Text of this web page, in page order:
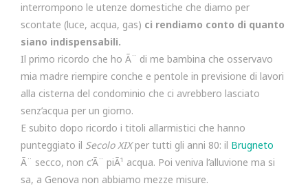
interrompono le utenze domestiche che diamo per
scontate (luce, acqua, gas) ci rendiamo conto di quanto
siano indispensabili.
Il primo ricordo che ho Ã¨ di me bambina che osservavo
mia madre riempire conche e pentole in previsione di lavori
alla cisterna del condominio che ci avrebbero lasciato
senz’acqua per un giorno.
E subito dopo ricordo i titoli allarmistici che hanno
punteggiato il Secolo XIXper tutti gli anni 80: il Brugneto
Ã¨ secco, non c’Ã¨ piÃ¹ acqua. Poi veniva l’alluvione ma si
sa, a Genova non abbiamo mezze misure.